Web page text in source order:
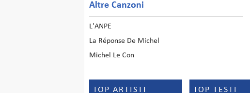
Altre Canzoni
L'ANPE
La Réponse De Michel
Michel Le Con
TOP ARTISTI TOP TESTI